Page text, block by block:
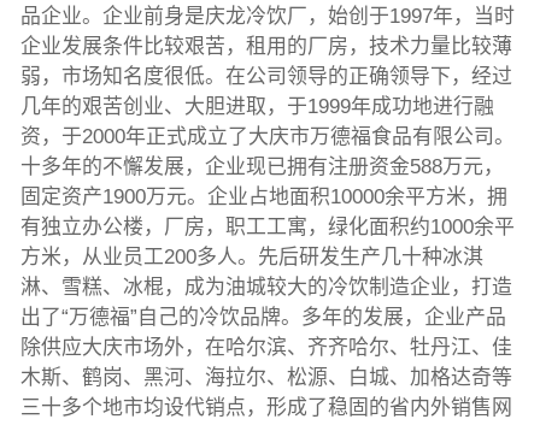
品企业。企业前身是庆龙冷饮厂，始创于1997年，当时
企业发展条件比较艰苦，租用的厂房，技术力量比较薄
弱，市场知名度很低。在公司领导的正确领导下，经过
几年的艰苦创业、大胆进取，于1999年成功地进行融
资，于2000年正式成立了大庆市万德福食品有限公司。
十多年的不懈发展，企业现已拥有注册资金588万元，
固定资产1900万元。企业占地面积10000余平方米，拥
有独立办公楼，厂房，职工工寓，绿化面积约1000余平
方米，从业员工200多人。先后研发生产几十种冰淇
淋、雪糕、冰棍，成为油城较大的冷饮制造企业，打造
出了“万德福”自己的冷饮品牌。多年的发展，企业产品
除供应大庆市场外，在哈尔滨、齐齐哈尔、牡丹江、佳
木斯、鹤岗、黑河、海拉尔、松源、白城、加格达奇等
三十多个地市均设代销点，形成了稳固的省内外销售网